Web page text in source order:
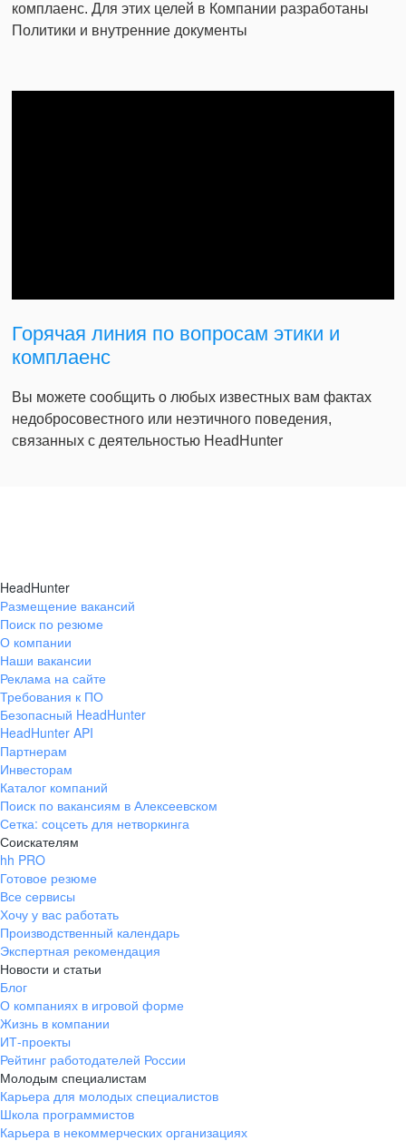
комплаенс. Для этих целей в Компании разработаны
Политики и внутренние документы
Горячая линия по вопросам этики и
комплаенс
Вы можете сообщить о любых известных вам фактах
недобросовестного или неэтичного поведения,
связанных с деятельностью HeadHunter
HeadHunter
Размещение вакансий
Поиск по резюме
О компании
Наши вакансии
Реклама на сайте
Требования к ПО
Безопасный HeadHunter
HeadHunter API
Партнерам
Инвесторам
Каталог компаний
Поиск по вакансиям в Алексеевском
Сетка: соцсеть для нетворкинга
Соискателям
hh PRO
Готовое резюме
Все сервисы
Хочу у вас работать
Производственный календарь
Экспертная рекомендация
Новости и статьи
Блог
О компаниях в игровой форме
Жизнь в компании
ИТ-проекты
Рейтинг работодателей России
Молодым специалистам
Карьера для молодых специалистов
Школа программистов
Карьера в некоммерческих организациях